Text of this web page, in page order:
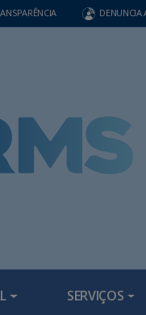
DENUNCIA
SERVIÇOS